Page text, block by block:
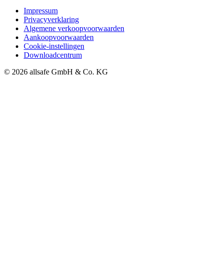
Impressum
Privacyverklaring
Algemene verkoopvoorwaarden
Aankoopvoorwaarden
Cookie-instellingen
Downloadcentrum
© 2026 allsafe GmbH & Co. KG